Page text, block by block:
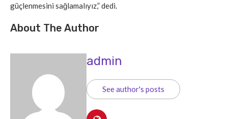
güçlenmesini sağlamalıyız,” dedi.
About The Author
admin
See author's posts